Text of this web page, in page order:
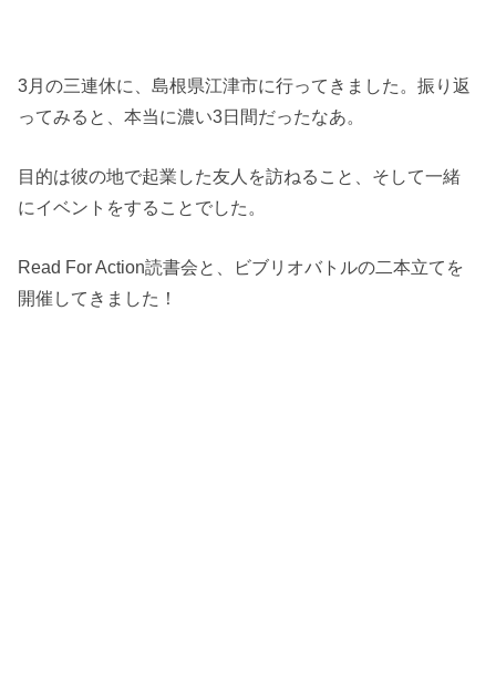
3月の三連休に、島根県江津市に行ってきました。振り返
ってみると、本当に濃い3日間だったなあ。
目的は彼の地で起業した友人を訪ねること、そして一緒
にイベントをすることでした。
Read For Action読書会と、ビブリオバトルの二本立てを
開催してきました！